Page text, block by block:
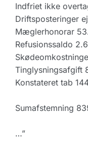
Indfriet ikke
Driftsposteringer
Mæglerhonorar
Refusionssaldo
Tinglysningsafgift
Konstateret tab
Sumafstemning
…”